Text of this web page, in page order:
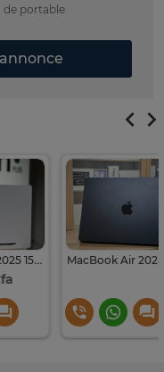
de portable
MacBook Air 2025 15 Pouces - M4 | 16GB RAM | 256 - Midnight